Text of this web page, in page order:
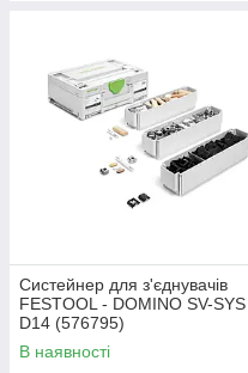
Систейнер для з'єднувачів
FESTOOL - DOMINO SV-SYS
D14 (576795)
В наявності